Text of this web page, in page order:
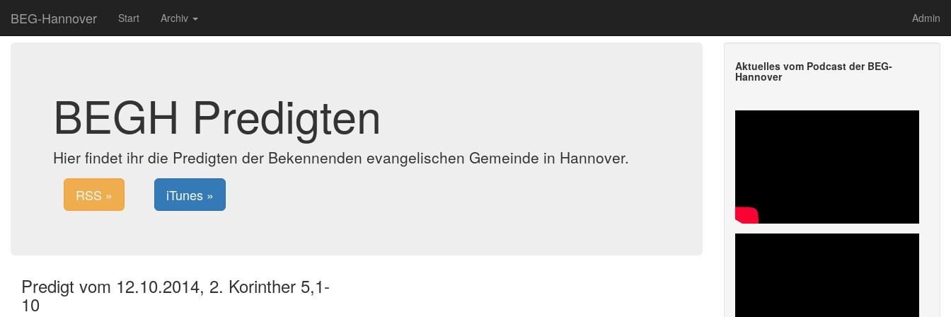
BEG-Hannover Admin
Start Archiv
BEGH Predigten
Hier findet ihr die Predigten der Bekennenden evangelischen Gemeinde in Hannover.
RSS » iTunes »
Predigt vom 12.10.2014, 2. Korinther 5,1-
10
Aktuelles vom Podcast der BEG-
Hannover